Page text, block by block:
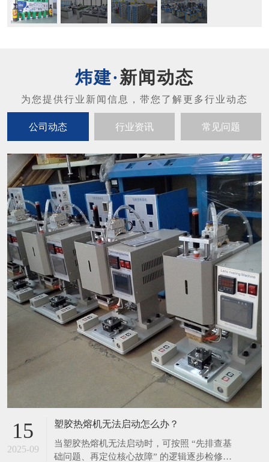
新闻动态
公司动态 行业资讯 常见问题
15
2025-09
塑胶热熔机无法启动怎么办？
当塑胶热熔机无法启动时，可按照 “先排查基
础问题、再定位核心故障” 的逻辑逐步检修，